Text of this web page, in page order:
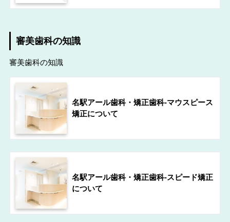
審美歯科の知識
審美歯科の知識
名駅アール歯科・矯正歯科-マウスピース
矯正について
名駅アール歯科・矯正歯科-スピード矯正
について